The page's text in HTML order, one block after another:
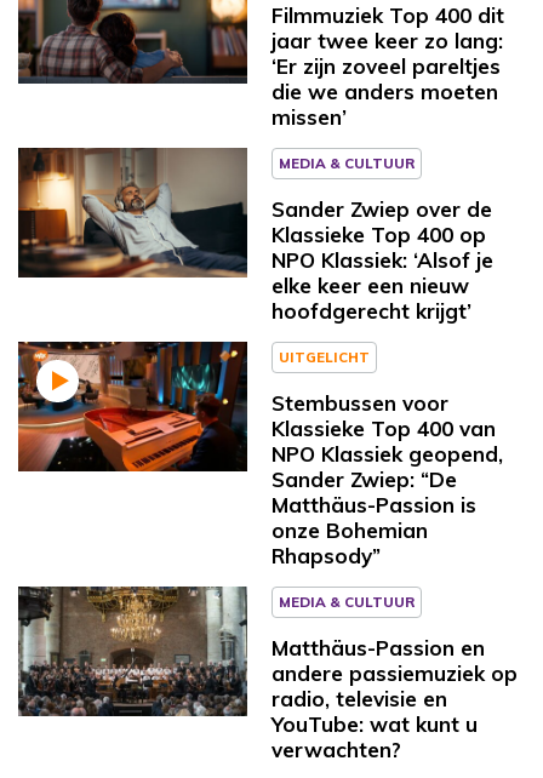
Filmmuziek Top 400 dit
jaar twee keer zo lang:
‘Er zijn zoveel pareltjes
die we anders moeten
missen’
MEDIA & CULTUUR
Sander Zwiep over de
Klassieke Top 400 op
NPO Klassiek: ‘Alsof je
elke keer een nieuw
hoofdgerecht krijgt’
UITGELICHT
Stembussen voor
Klassieke Top 400 van
NPO Klassiek geopend,
Sander Zwiep: “De
Matthäus-Passion is
onze Bohemian
Rhapsody”
MEDIA & CULTUUR
Matthäus-Passion en
andere passiemuziek op
radio, televisie en
YouTube: wat kunt u
verwachten?